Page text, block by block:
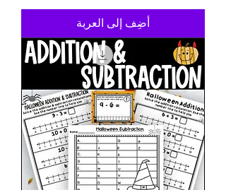
أضِف إلى العربة